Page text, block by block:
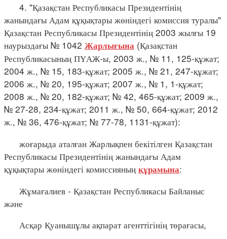
4. "Қазақстан Республикасы Президентінің
жанындағы Адам құқықтары жөніндегі комиссия туралы"
Қазақстан Республикасы Президентінің 2003 жылғы 19
наурыздағы № 1042 Жарлығына (Қазақстан
Республикасының ПҮАЖ-ы, 2003 ж., № 11, 125-құжат;
2004 ж., № 15, 183-құжат; 2005 ж., № 21, 247-құжат;
2006 ж., № 20, 195-құжат; 2007 ж., № 1, 1-құжат;
2008 ж., № 20, 182-құжат; № 42, 465-құжат; 2009 ж.,
№ 27-28, 234-құжат; 2011 ж., № 50, 664-құжат; 2012
ж., № 36, 476-құжат; № 77-78, 1131-құжат):
жоғарыда аталған Жарлықпен бекітілген Қазақстан
Республикасы Президентінің жанындағы Адам
құқықтары жөніндегі комиссияның құрамына:
Жұмағалиев - Қазақстан Республикасы Байланыс
және
Асқар Қуанышұлы ақпарат агенттігінің төрағасы,